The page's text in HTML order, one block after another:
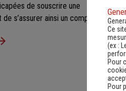
de souscrire une
s’assurer ainsi un complément
Découvrez les atouts de ce
Ce
(ex :
Pour
Pour